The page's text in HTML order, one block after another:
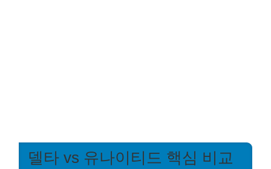
델타 vs 유나이티드 핵심 비교